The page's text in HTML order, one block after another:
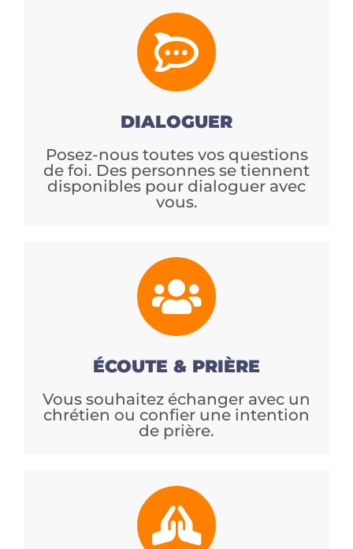
DIALOGUER
Posez-nous toutes vos questions
de foi. Des personnes se tiennent
disponibles pour dialoguer avec
vous.
ÉCOUTE & PRIÈRE
Vous souhaitez échanger avec un
chrétien ou confier une intention
de prière.